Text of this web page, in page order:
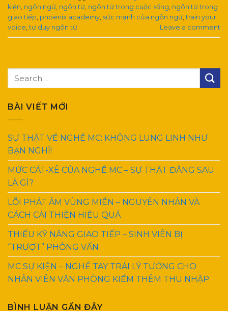
kiện, ngôn ngữ, ngôn từ, ngôn từ trong cuộc sống, ngôn từ trong
giao tiếp, phoenix academy, sức mạnh của ngôn ngữ,train your
voice,tư duy ngôn từ Leave a comment
BÀI VIẾT MỚI
SỰ THẬT VỀ NGHỀ MC: KHÔNG LUNG LINH NHƯ
BẠN NGHĨ!
MỨC CÁT-XÊ CỦA NGHỀ MC – SỰ THẬT ĐẰNG SAU
LÀ GÌ?
LỖI PHÁT ÂM VÙNG MIỀN – NGUYÊN NHÂN VÀ
CÁCH CẢI THIỆN HIỆU QUẢ
THIẾU KỸ NĂNG GIAO TIẾP – SINH VIÊN BỊ
“TRƯỢT” PHỎNG VẤN
MC SỰ KIỆN – NGHỀ TAY TRÁI LÝ TƯỞNG CHO
NHÂN VIÊN VĂN PHÒNG KIẾM THÊM THU NHẬP
BÌNH LUẬN GẦN ĐÂY